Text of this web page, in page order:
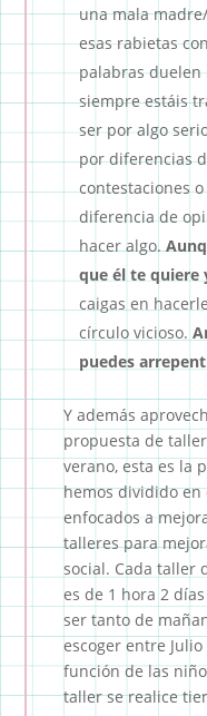
una mala
esas rabietas
palabras duelen
siempre estáis
ser por algo
por diferencias
contestaciones
diferencia de
hacer algo.
que él te quiere
caigas en
círculo vicioso.
puedes
Y además
propuesta de
verano, esta es la
hemos dividido
enfocados a
talleres para
social. Cada taller
es de 1 hora 2
ser tanto de
escoger entre
función de las
taller se realice